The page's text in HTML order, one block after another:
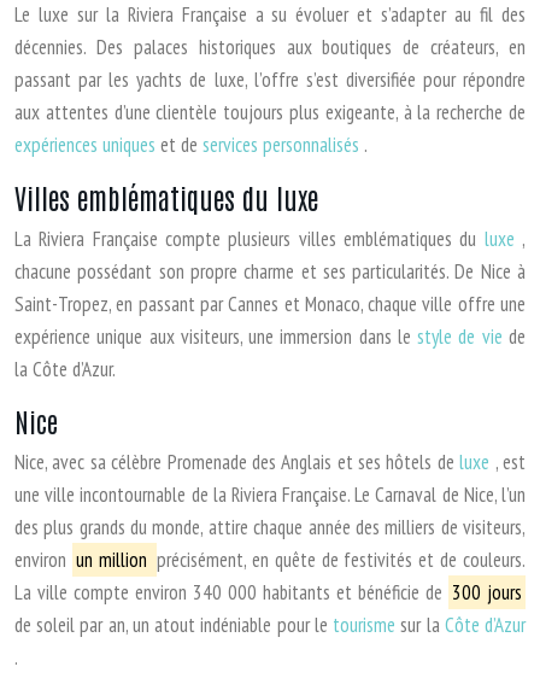
Le luxe sur la Riviera Française a su évoluer et s’adapter au fil des
décennies. Des palaces historiques aux boutiques de créateurs, en
passant par les yachts de luxe, l’offre s’est diversifiée pour répondre
aux attentes d’une clientèle toujours plus exigeante, à la recherche de
expériences uniques et de services personnalisés .
Villes emblématiques du luxe
La Riviera Française compte plusieurs villes emblématiques du luxe ,
chacune possédant son propre charme et ses particularités. De Nice à
Saint-Tropez, en passant par Cannes et Monaco, chaque ville offre une
expérience unique aux visiteurs, une immersion dans lestyle de viede
la Côte d’Azur.
Nice
Nice, avec sa célèbre Promenade des Anglais et ses hôtels deluxe , est
une ville incontournable de la Riviera Française. Le Carnaval de Nice, l’un
des plus grands du monde, attire chaque année des milliers de visiteurs,
environ un million précisément, en quête de festivités et de couleurs.
La ville compte environ 340 000 habitants et bénéficie de 300 jours
de soleil par an, un atout indéniable pour le tourismesur la Côte d’Azur
.